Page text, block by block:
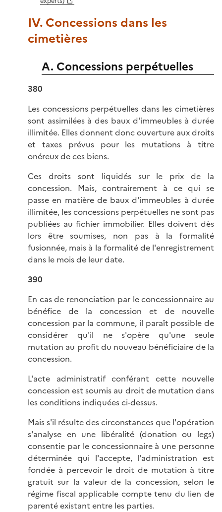
IV. Concessions dans les
cimetières
A. Concessions perpétuelles
380
Les concessions perpétuelles dans les cimetières
sont assimilées à des baux d'immeubles à durée
illimitée. Elles donnent donc ouverture aux droits
et taxes prévus pour les mutations à titre
onéreux de ces biens.
Ces droits sont liquidés sur le prix de la
concession. Mais, contrairement à ce qui se
passe en matière de baux d'immeubles à durée
illimitée, les concessions perpétuelles ne sont pas
publiées au fichier immobilier. Elles doivent dès
lors être soumises, non pas à la formalité
fusionnée, mais à la formalité de l'enregistrement
dans le mois de leur date.
390
En cas de renonciation par le concessionnaire au
bénéfice de la concession et de nouvelle
concession par la commune, il paraît possible de
considérer qu'il ne s'opère qu'une seule
mutation au profit du nouveau bénéficiaire de la
concession.
L'acte administratif conférant cette nouvelle
concession est soumis au droit de mutation dans
les conditions indiquées ci-dessus.
Mais s'il résulte des circonstances que l'opération
s'analyse en une libéralité (donation ou legs)
consentie par le concessionnaire à une personne
déterminée qui l'accepte, l'administration est
fondée à percevoir le droit de mutation à titre
gratuit sur la valeur de la concession, selon le
régime fiscal applicable compte tenu du lien de
parenté existant entre les parties.